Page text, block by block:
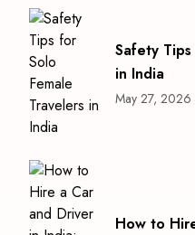
Safety
in India
May 27, 2026
How to